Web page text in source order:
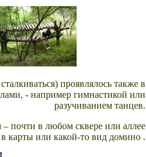
проявлялось также в
- например гимнастикой или
разучиванием танцев.
– почти в любом сквере или аллее
карты или какой-то вид домино .